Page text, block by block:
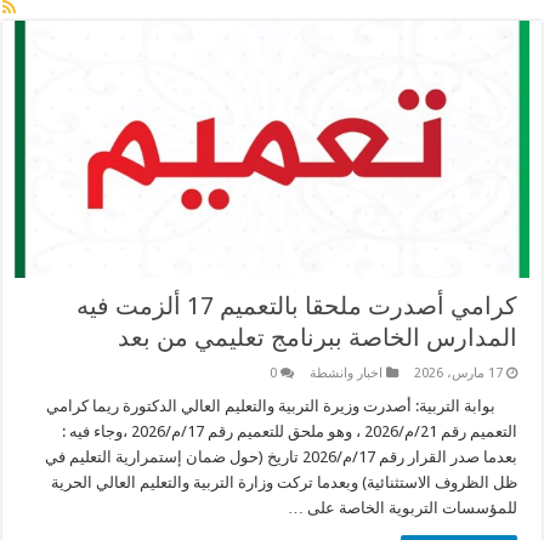
كرامي أصدرت ملحقا بالتعميم 17 ألزمت فيه
المدارس الخاصة ببرنامج تعليمي من بعد
17 مارس، 2026 اخبار وانشطة 0
بوابة التربية: أصدرت وزيرة التربية والتعليم العالي الدكتورة ريما كرامي
التعميم رقم 21/م/2026 ، وهو ملحق للتعميم رقم 17/م/2026 ،وجاء فيه :
بعدما صدر القرار رقم 17/م/2026 تاريخ (حول ضمان إستمرارية التعليم في
ظل الظروف الاستثنائية) وبعدما تركت وزارة التربية والتعليم العالي الحرية
للمؤسسات التربوية الخاصة على …